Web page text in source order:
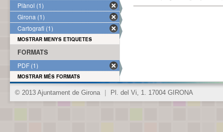
Plànol (1)
Girona (1)
Cartografi (1)
MOSTRAR MENYS ETIQUETES
FORMATS
PDF (1)
MOSTRAR MÉS FORMATS
© 2013 Ajuntament de Girona Pl. del Vi, 1. 17004 GIRONA